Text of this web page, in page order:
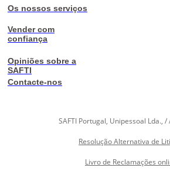
Os nossos serviços
Vender com
confiança
Opiniões sobre a
SAFTI
Contacte-nos
SAFTI Portugal, Unipessoal Lda.,
Resolução Alternativa de
Livro de Reclamações